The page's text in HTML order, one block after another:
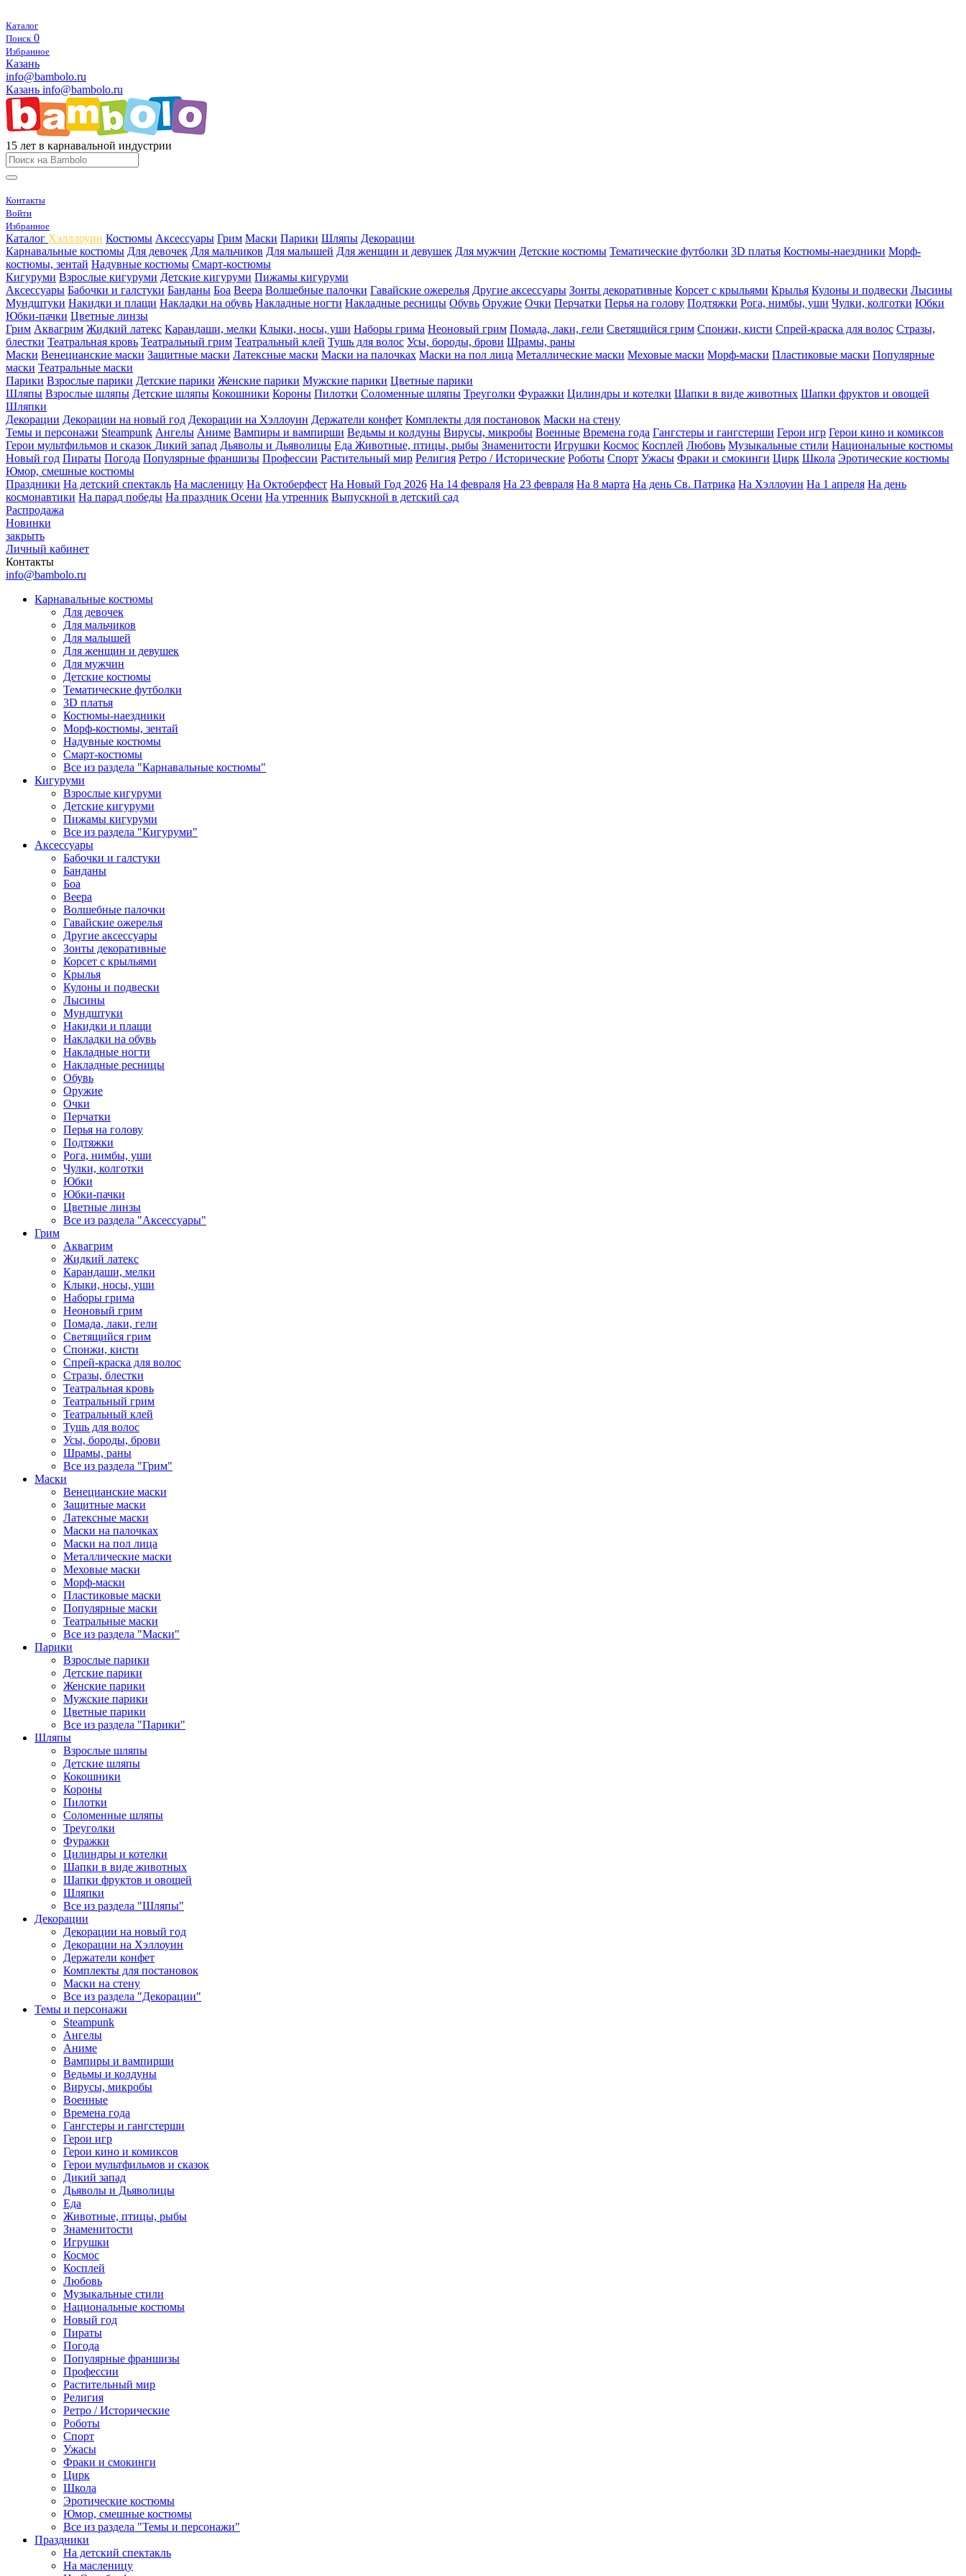
Каталог
Поиск 0
Избранное
Казань
info@bambolo.ru
Казань info@bambolo.ru
15 лет в карнавальной индустрии
Контакты
Войти
Избранное
Каталог Хэлллоуин Костюмы Аксессуары Грим Маски Парики Шляпы Декорации
Карнавальные костюмы Для девочек Для мальчиков Для малышей Для женщин и девушек Для мужчин Детские костюмы Тематические футболки 3D платья Костюмы-наездники Морф-
костюмы, зентай Надувные костюмы Смарт-костюмы
Кигуруми Взрослые кигуруми Детские кигуруми Пижамы кигуруми
Аксессуары Бабочки и галстуки Банданы Боа Веера Волшебные палочки Гавайские ожерелья Другие аксессуары Зонты декоративные Корсет с крыльями Крылья Кулоны и подвески Лысины
Мундштуки Накидки и плащи Накладки на обувь Накладные ногти Накладные ресницы Обувь Оружие Очки Перчатки Перья на голову Подтяжки Рога, нимбы, уши Чулки, колготки Юбки
Юбки-пачки Цветные линзы
Грим Аквагрим Жидкий латекс Карандаши, мелки Клыки, носы, уши Наборы грима Неоновый грим Помада, лаки, гели Светящийся грим Спонжи, кисти Спрей-краска для волос Стразы,
блестки Театральная кровь Театральный грим Театральный клей Тушь для волос Усы, бороды, брови Шрамы, раны
Маски Венецианские маски Защитные маски Латексные маски Маски на палочках Маски на пол лица Металлические маски Меховые маски Морф-маски Пластиковые маски Популярные
маски Театральные маски
Парики Взрослые парики Детские парики Женские парики Мужские парики Цветные парики
Шляпы Взрослые шляпы Детские шляпы Кокошники Короны Пилотки Соломенные шляпы Треуголки Фуражки Цилиндры и котелки Шапки в виде животных Шапки фруктов и овощей
Шляпки
Декорации Декорации на новый год Декорации на Хэллоуин Держатели конфет Комплекты для постановок Маски на стену
Темы и персонажи Steampunk Ангелы Аниме Вампиры и вампирши Ведьмы и колдуны Вирусы, микробы Военные Времена года Гангстеры и гангстерши Герои игр Герои кино и комиксов
Герои мультфильмов и сказок Дикий запад Дьяволы и Дьяволицы Еда Животные, птицы, рыбы Знаменитости Игрушки Космос Косплей Любовь Музыкальные стили Национальные костюмы
Новый год Пираты Погода Популярные франшизы Профессии Растительный мир Религия Ретро / Исторические Роботы Спорт Ужасы Фраки и смокинги Цирк Школа Эротические костюмы
Юмор, смешные костюмы
Праздники На детский спектакль На масленицу На Октоберфест На Новый Год 2026 На 14 февраля На 23 февраля На 8 марта На день Св. Патрика На Хэллоуин На 1 апреля На день
космонавтики На парад победы На праздник Осени На утренник Выпускной в детский сад
Распродажа
Новинки
закрыть
Личный кабинет
Контакты
info@bambolo.ru
Карнавальные костюмы
Для девочек
Для мальчиков
Для малышей
Для женщин и девушек
Для мужчин
Детские костюмы
Тематические футболки
3D платья
Костюмы-наездники
Морф-костюмы, зентай
Надувные костюмы
Смарт-костюмы
Все из раздела "Карнавальные костюмы"
Кигуруми
Взрослые кигуруми
Детские кигуруми
Пижамы кигуруми
Все из раздела "Кигуруми"
Аксессуары
Бабочки и галстуки
Банданы
Боа
Веера
Волшебные палочки
Гавайские ожерелья
Другие аксессуары
Зонты декоративные
Корсет с крыльями
Крылья
Кулоны и подвески
Лысины
Мундштуки
Накидки и плащи
Накладки на обувь
Накладные ногти
Накладные ресницы
Обувь
Оружие
Очки
Перчатки
Перья на голову
Подтяжки
Рога, нимбы, уши
Чулки, колготки
Юбки
Юбки-пачки
Цветные линзы
Все из раздела "Аксессуары"
Грим
Аквагрим
Жидкий латекс
Карандаши, мелки
Клыки, носы, уши
Наборы грима
Неоновый грим
Помада, лаки, гели
Светящийся грим
Спонжи, кисти
Спрей-краска для волос
Стразы, блестки
Театральная кровь
Театральный грим
Театральный клей
Тушь для волос
Усы, бороды, брови
Шрамы, раны
Все из раздела "Грим"
Маски
Венецианские маски
Защитные маски
Латексные маски
Маски на палочках
Маски на пол лица
Металлические маски
Меховые маски
Морф-маски
Пластиковые маски
Популярные маски
Театральные маски
Все из раздела "Маски"
Парики
Взрослые парики
Детские парики
Женские парики
Мужские парики
Цветные парики
Все из раздела "Парики"
Шляпы
Взрослые шляпы
Детские шляпы
Кокошники
Короны
Пилотки
Соломенные шляпы
Треуголки
Фуражки
Цилиндры и котелки
Шапки в виде животных
Шапки фруктов и овощей
Шляпки
Все из раздела "Шляпы"
Декорации
Декорации на новый год
Декорации на Хэллоуин
Держатели конфет
Комплекты для постановок
Маски на стену
Все из раздела "Декорации"
Темы и персонажи
Steampunk
Ангелы
Аниме
Вампиры и вампирши
Ведьмы и колдуны
Вирусы, микробы
Военные
Времена года
Гангстеры и гангстерши
Герои игр
Герои кино и комиксов
Герои мультфильмов и сказок
Дикий запад
Дьяволы и Дьяволицы
Еда
Животные, птицы, рыбы
Знаменитости
Игрушки
Космос
Косплей
Любовь
Музыкальные стили
Национальные костюмы
Новый год
Пираты
Погода
Популярные франшизы
Профессии
Растительный мир
Религия
Ретро / Исторические
Роботы
Спорт
Ужасы
Фраки и смокинги
Цирк
Школа
Эротические костюмы
Юмор, смешные костюмы
Все из раздела "Темы и персонажи"
Праздники
На детский спектакль
На масленицу